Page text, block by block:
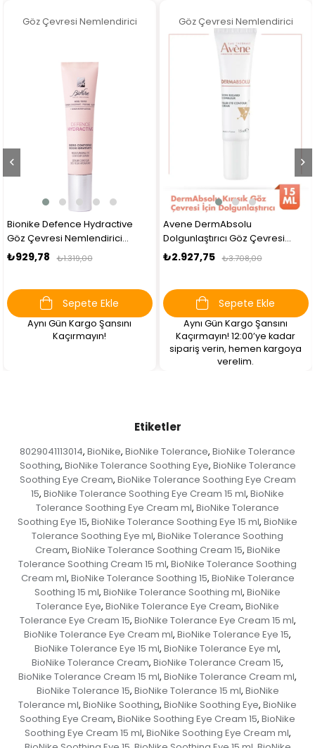
Göz Çevresi Nemlendirici
Bionike Defence Hydractive
Göz Çevresi Nemlendirici
Serum 15 ml
₺929,78 ₺1.319,00
Sepete Ekle
Aynı Gün Kargo Şansını
Kaçırmayın!
Göz Çevresi Nemlendirici
Avene DermAbsolu
Dolgunlaştırıcı Göz Çevresi
Kremi
₺2.927,75 ₺3.708,00
Sepete Ekle
Aynı Gün Kargo Şansını
Kaçırmayın! 12:00’ye kadar
sipariş verin, hemen kargoya
verelim.
Etiketler
8029041113014, BioNike, BioNike Tolerance, BioNike Tolerance
Soothing, BioNike Tolerance Soothing Eye, BioNike Tolerance
Soothing Eye Cream, BioNike Tolerance Soothing Eye Cream
15, BioNike Tolerance Soothing Eye Cream 15 ml, BioNike
Tolerance Soothing Eye Cream ml, BioNike Tolerance
Soothing Eye 15, BioNike Tolerance Soothing Eye 15 ml, BioNike
Tolerance Soothing Eye ml, BioNike Tolerance Soothing
Cream, BioNike Tolerance Soothing Cream 15, BioNike
Tolerance Soothing Cream 15 ml, BioNike Tolerance Soothing
Cream ml, BioNike Tolerance Soothing 15, BioNike Tolerance
Soothing 15 ml, BioNike Tolerance Soothing ml, BioNike
Tolerance Eye, BioNike Tolerance Eye Cream, BioNike
Tolerance Eye Cream 15, BioNike Tolerance Eye Cream 15 ml,
BioNike Tolerance Eye Cream ml, BioNike Tolerance Eye 15,
BioNike Tolerance Eye 15 ml, BioNike Tolerance Eye ml,
BioNike Tolerance Cream, BioNike Tolerance Cream 15,
BioNike Tolerance Cream 15 ml, BioNike Tolerance Cream ml,
BioNike Tolerance 15, BioNike Tolerance 15 ml, BioNike
Tolerance ml, BioNike Soothing, BioNike Soothing Eye, BioNike
Soothing Eye Cream, BioNike Soothing Eye Cream 15, BioNike
Soothing Eye Cream 15 ml, BioNike Soothing Eye Cream ml,